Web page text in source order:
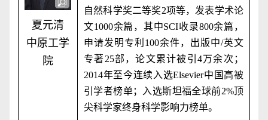
夏元清
中原工学
院
自然科学奖二等奖2项等，发表学术论
文1000余篇，其中SCI收录800余篇，
申请发明专利 100余件，出版中/英文
专著25部，论文累计被引 4万余次；
2014年至今连续入选Elsevier中国高被
引学者榜单；入选斯坦福全球前2%顶
尖科学家终身科学影响力榜单。